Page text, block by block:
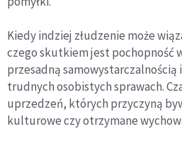
Kiedy indziej złudzenie może
czego skutkiem jest pochopność
przesadną
trudnych osobistych sprawach.
uprzedzeń, których przyczyną
kulturowe czy otrzymane